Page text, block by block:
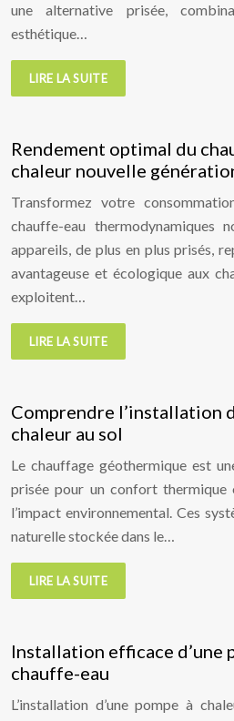
une alternative prisée,
esthétique…
LIRE LA SUITE
Rendement optimal du
chaleur nouvelle
Transformez votre
chauffe-eau thermodynamiques
appareils, de plus en plus prisés,
avantageuse et écologique aux
exploitent…
LIRE LA SUITE
Comprendre l’installation
chaleur au sol
Le chauffage géothermique est
prisée pour un confort
l’impact environnemental. Ces
naturelle stockée dans le…
LIRE LA SUITE
Installation efficace d’une
chauffe-eau
L’installation d’une pompe à